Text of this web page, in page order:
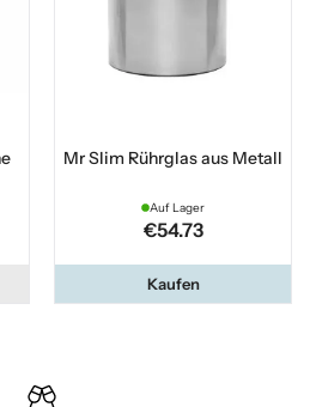
Mr Slim Rührglas aus Metall
Auf Lager
€54.73
Kaufen